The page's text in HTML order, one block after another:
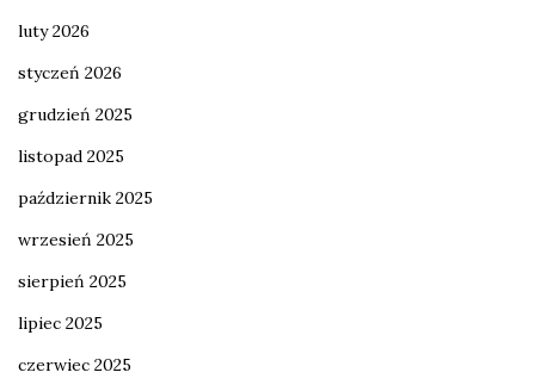
luty 2026
styczeń 2026
grudzień 2025
listopad 2025
październik 2025
wrzesień 2025
sierpień 2025
lipiec 2025
czerwiec 2025